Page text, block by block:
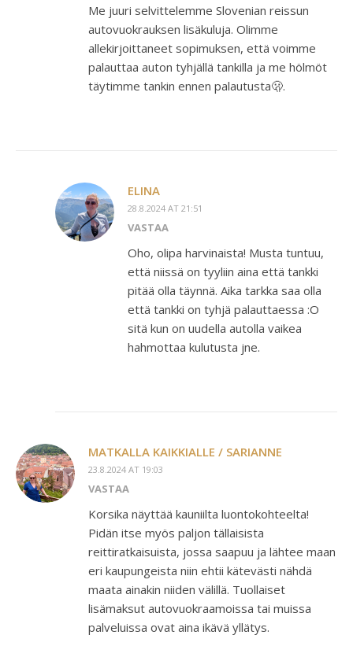
Me juuri selvittelemme Slovenian reissun
autovuokrauksen lisäkuluja. Olimme
allekirjoittaneet sopimuksen, että voimme
palauttaa auton tyhjällä tankilla ja me hölmöt
täytimme tankin ennen palautusta🫢.
ELINA
28.8.2024 AT 21:51
VASTAA
Oho, olipa harvinaista! Musta tuntuu,
että niissä on tyyliin aina että tankki
pitää olla täynnä. Aika tarkka saa olla
että tankki on tyhjä palauttaessa :O
sitä kun on uudella autolla vaikea
hahmottaa kulutusta jne.
MATKALLA KAIKKIALLE / SARIANNE
23.8.2024 AT 19:03
VASTAA
Korsika näyttää kauniilta luontokohteelta!
Pidän itse myös paljon tällaisista
reittiratkaisuista, jossa saapuu ja lähtee maan
eri kaupungeista niin ehtii kätevästi nähdä
maata ainakin niiden välillä. Tuollaiset
lisämaksut autovuokraamoissa tai muissa
palveluissa ovat aina ikävä yllätys.